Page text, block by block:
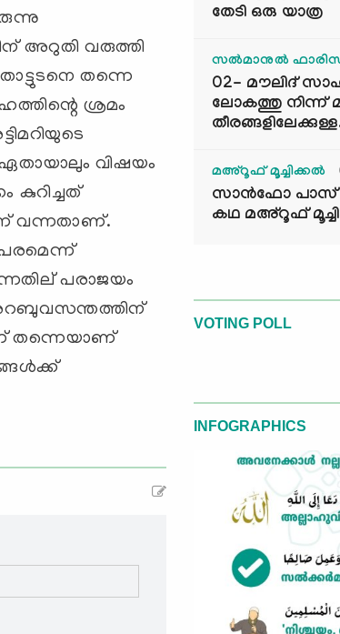
അറുതി വരുത്തി
തന്നെ
ശ്രമം
വിഷയം
കുറിച്ചത്
വന്നതാണ്.
പരാജയം
തന്നെയാണ്
തേടി ഒരു യാത്ര
സൽമാനുൽ
02- മൗലിദ്
ലോകത്തു നിന്ന്
മഅ്റൂഫ് മൂച്ചിക്കല്‍
സാൻഫോ പാസ്
കഥ മഅ്റൂഫ്
VOTING POLL
INFOGRAPHICS